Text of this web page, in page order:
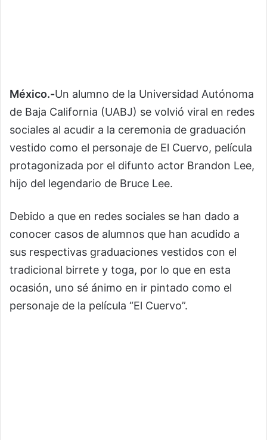
México.-Un alumno de la Universidad Autónoma
de Baja California (UABJ) se volvió viral en redes
sociales al acudir a la ceremonia de graduación
vestido como el personaje de El Cuervo, película
protagonizada por el difunto actor Brandon Lee,
hijo del legendario de Bruce Lee.
Debido a que en redes sociales se han dado a
conocer casos de alumnos que han acudido a
sus respectivas graduaciones vestidos con el
tradicional birrete y toga, por lo que en esta
ocasión, uno sé ánimo en ir pintado como el
personaje de la película “El Cuervo”.